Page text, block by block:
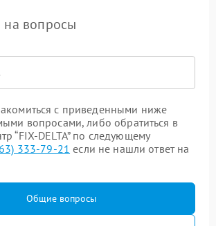
на вопросы
с приведенными ниже
вопросами, либо обратиться в
“FIX-DELTA” по следующему
333-79-21 если не нашли ответ на
Общие вопросы